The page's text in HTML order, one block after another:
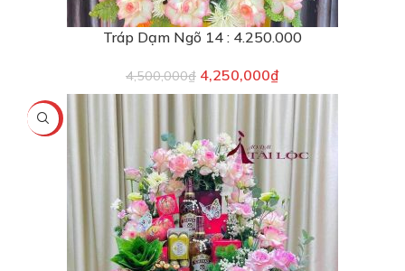
Tráp Dạm Ngõ 14 : 4.250.000
4,500,000₫ 4,250,000₫
-6%